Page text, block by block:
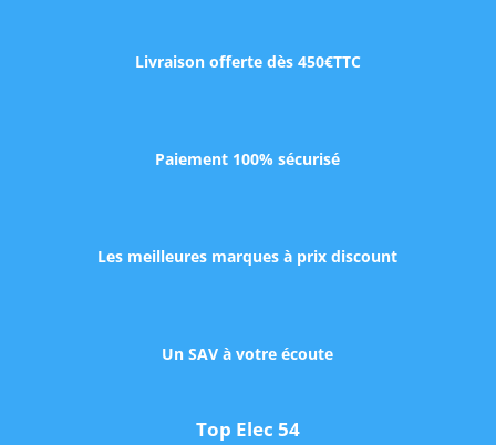
Livraison offerte dès 450€TTC
Paiement 100% sécurisé
Les meilleures marques à prix discount
Un SAV à votre écoute
Top Elec 54